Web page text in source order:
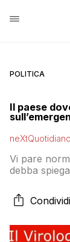
POLITICA
Il paese
neXtQuotidiano
Vi pare
debba
che è
Condividi